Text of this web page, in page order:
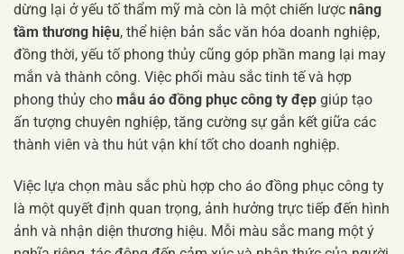
dừng lại ở yếu tố thẩm mỹ mà còn là một chiến lược nâng
tầm thương hiệu, thể hiện bản sắc văn hóa doanh nghiệp,
đồng thời, yếu tố phong thủy cũng góp phần mang lại may
mắn và thành công. Việc phối màu sắc tinh tế và hợp
phong thủy cho mẫu áo đồng phục công ty đẹp giúp tạo
ấn tượng chuyên nghiệp, tăng cường sự gắn kết giữa các
thành viên và thu hút vận khí tốt cho doanh nghiệp.
Việc lựa chọn màu sắc phù hợp cho áo đồng phục công ty
là một quyết định quan trọng, ảnh hưởng trực tiếp đến hình
ảnh và nhận diện thương hiệu. Mỗi màu sắc mang một ý